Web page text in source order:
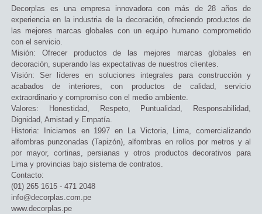
Decorplas es una empresa innovadora con más de 28 años de
experiencia en la industria de la decoración, ofreciendo productos de
las mejores marcas globales con un equipo humano comprometido
con el servicio.
Misión: Ofrecer productos de las mejores marcas globales en
decoración, superando las expectativas de nuestros clientes.
Visión: Ser líderes en soluciones integrales para construcción y
acabados de interiores, con productos de calidad, servicio
extraordinario y compromiso con el medio ambiente.
Valores: Honestidad, Respeto, Puntualidad, Responsabilidad,
Dignidad, Amistad y Empatía.
Historia: Iniciamos en 1997 en La Victoria, Lima, comercializando
alfombras punzonadas (Tapizón), alfombras en rollos por metros y al
por mayor, cortinas, persianas y otros productos decorativos para
Lima y provincias bajo sistema de contratos.
Contacto:
(01) 265 1615 - 471 2048
info@decorplas.com.pe
www.decorplas.pe